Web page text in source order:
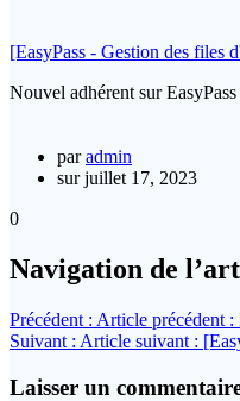
[EasyPass - Gestion des files
Nouvel adhérent sur
paradmin
sur juillet 17, 2023
0
Navigation de
Précédent : Article précédent :
Suivant : Article suivant :
Laisser un